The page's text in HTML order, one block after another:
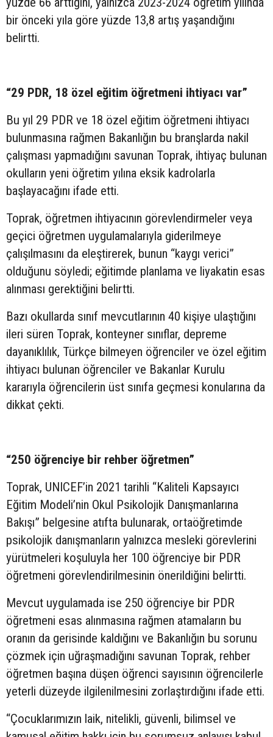
bir önceki yıla göre yüzde 13,8 artış yaşandığını
belirtti.
“29 PDR, 18 özel eğitim öğretmeni ihtiyacı var”
Bu yıl 29 PDR ve 18 özel eğitim öğretmeni ihtiyacı
bulunmasına rağmen Bakanlığın bu branşlarda nakil
çalışması yapmadığını savunan Toprak, ihtiyaç bulunan
okulların yeni öğretim yılına eksik kadrolarla
başlayacağını ifade etti.
Toprak, öğretmen ihtiyacının görevlendirmeler veya
geçici öğretmen uygulamalarıyla giderilmeye
çalışılmasını da eleştirerek, bunun “kaygı verici”
olduğunu söyledi; eğitimde planlama ve liyakatin esas
alınması gerektiğini belirtti.
Bazı okullarda sınıf mevcutlarının 40 kişiye ulaştığını
ileri süren Toprak, konteyner sınıflar, depreme
dayanıklılık, Türkçe bilmeyen öğrenciler ve özel eğitim
ihtiyacı bulunan öğrenciler ve Bakanlar Kurulu
kararıyla öğrencilerin üst sınıfa geçmesi konularına da
dikkat çekti.
“250 öğrenciye bir rehber öğretmen”
Toprak, UNICEF’in 2021 tarihli “Kaliteli Kapsayıcı
Eğitim Modeli’nin Okul Psikolojik Danışmanlarına
Bakışı” belgesine atıfta bulunarak, ortaöğretimde
psikolojik danışmanların yalnızca mesleki görevlerini
yürütmeleri koşuluyla her 100 öğrenciye bir PDR
öğretmeni görevlendirilmesinin önerildiğini belirtti.
Mevcut uygulamada ise 250 öğrenciye bir PDR
öğretmeni esas alınmasına rağmen atamaların bu
oranın da gerisinde kaldığını ve Bakanlığın bu sorunu
çözmek için uğraşmadığını savunan Toprak, rehber
öğretmen başına düşen öğrenci sayısının öğrencilerle
yeterli düzeyde ilgilenilmesini zorlaştırdığını ifade etti.
“Çocuklarımızın laik, nitelikli, güvenli, bilimsel ve